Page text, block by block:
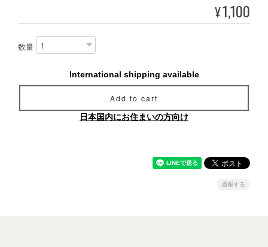
¥1,100
数量
International shipping available
Add to cart
日本国内にお住まいの方向け
通報する